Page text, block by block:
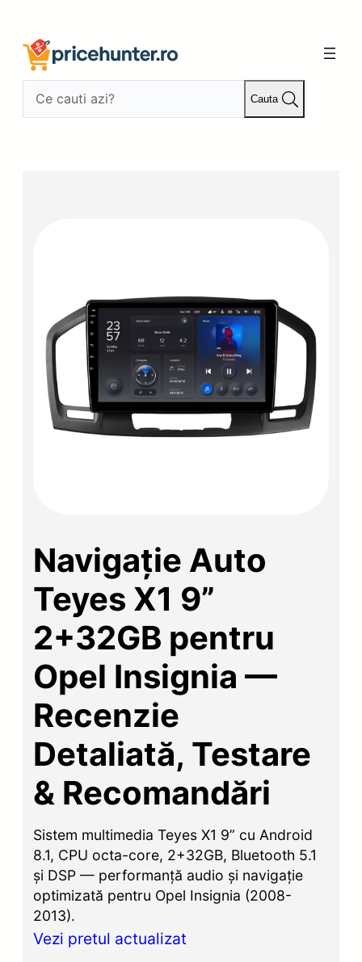
conținut
Cauta
Navigație Auto
Teyes X1 9”
2+32GB pentru
Opel Insignia —
Recenzie
Detaliată, Testare
& Recomandări
Sistem multimedia Teyes X1 9” cu Android
8.1, CPU octa-core, 2+32GB, Bluetooth 5.1
și DSP — performanță audio și navigație
optimizată pentru Opel Insignia (2008-
2013).
Vezi pretul actualizat